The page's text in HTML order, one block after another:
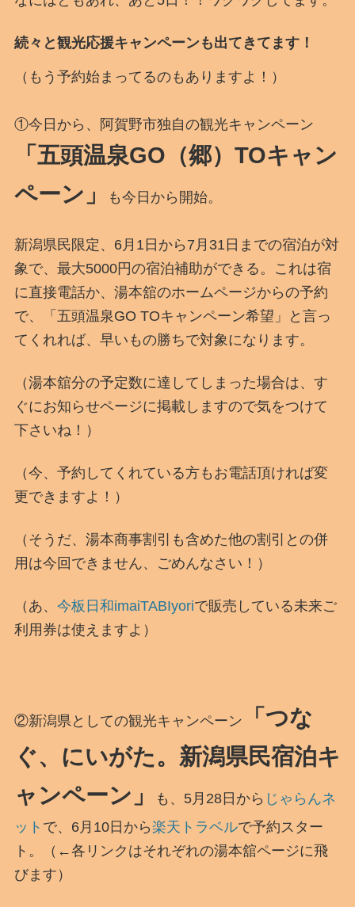
続々と観光応援キャンペーンも出てきてます！
（もう予約始まってるのもありますよ！）
①今日から、阿賀野市独自の観光キャンペーン
「五頭温泉GO（郷）TOキャン
ペーン」
も今日から開始。
新潟県民限定、6月1日から7月31日までの宿泊が対
象で、最大5000円の宿泊補助ができる。これは宿
に直接電話か、湯本舘のホームページからの予約
で、「五頭温泉GO TOキャンペーン希望」と言っ
てくれれば、早いもの勝ちで対象になります。
（湯本舘分の予定数に達してしまった場合は、す
ぐにお知らせページに掲載しますので気をつけて
下さいね！）
（今、予約してくれている方もお電話頂ければ変
更できますよ！）
（そうだ、湯本商事割引も含めた他の割引との併
用は今回できません、ごめんなさい！）
（あ、 今板日和imaiTABIyoriで販売している未来ご
利用券は使えますよ）
②新潟県としての観光キャンペーン
「つな
ぐ、にいがた。新潟県民宿泊キ
ャンペーン」
も、5月28日から じゃらんネ
ット で、6月10日から楽天トラベルで予約スター
ト。（←各リンクはそれぞれの湯本舘ページに飛
びます）